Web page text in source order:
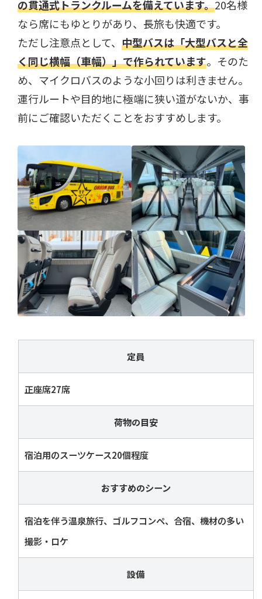
の貫通式トランクルームを備えています。20名様
なら席にもゆとりがあり、長旅も快適です。
ただし注意点として、中型バスは「大型バスと全
く同じ横幅（車幅）」で作られています。そのた
め、マイクロバスのような小回りは利きません。
運行ルートや目的地に極端に狭い道がないか、事
前にご確認いただくことをおすすめします。
定員
正座席27席
荷物の目安
宿泊用のスーツケース20個程度
おすすめのシーン
宿泊を伴う温泉旅行、ゴルフコンペ、合宿、機材の多い
撮影・ロケ
設備